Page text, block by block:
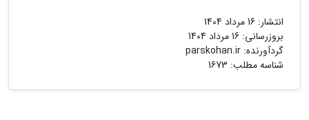
انتشار: 16 مرداد 1404
بروزرسانی: 16 مرداد 1404
گردآورنده: parskohan.ir
شناسه مطلب: 1673